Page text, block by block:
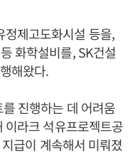
제고도화시설 등을,
화학설비를, SK건설
해왔다.
진행하는 데 어려움
이라크 석유프로젝트공
급이 계속해서 미뤄졌